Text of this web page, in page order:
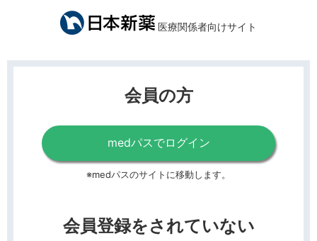
医療関係者向けサイト
会員の方
medパスでログイン
※medパスのサイトに移動します。
会員登録をされていない